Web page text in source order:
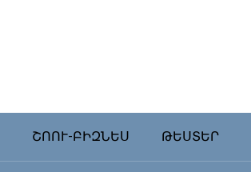
ՇՈՈՒ-ԲԻԶՆԵՍ ԹԵՍՏԵՐ